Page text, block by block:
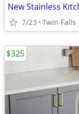
7/23 Twin Falls
$325